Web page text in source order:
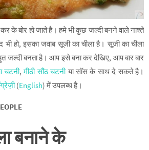
के बोर हो जाते है। हमे भी कुछ जल्दी बनने वाले नाश्ते
भी हो, इसका जवाब सूजी का चीला है। सूजी का चीला
जल्दी बनता है। आप इसे बना कर देखिए, आप बार बार
चटनी,मीठी सौंठ चटनीया सॉस के साथ दे सकते है।
(English) में उपलब्ध है।
बनाने के